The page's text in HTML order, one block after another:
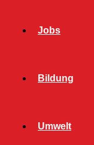
Jobs
Bildung
Umwelt